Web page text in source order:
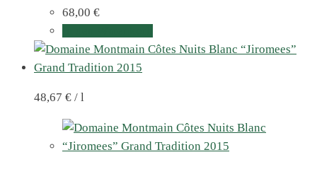
68,00 €
48,67 € / l